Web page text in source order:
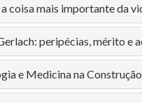
a coisa mais importante da
peripécias, mérito e
e Medicina na